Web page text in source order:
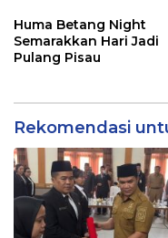
Huma Betang Night
Semarakkan Hari Jadi
Pulang Pisau
Rekomendasi